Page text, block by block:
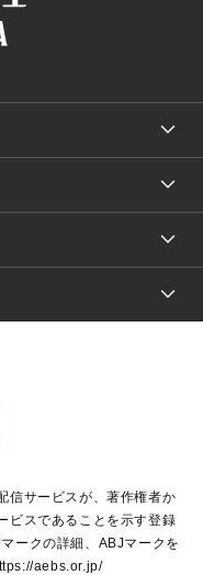
信サービスが、著作権者か
ビスであることを示す登録
ークの詳細、ABJマークを
aebs.or.jp/